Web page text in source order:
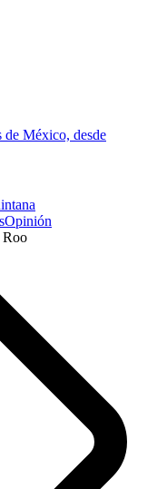
de México, desde
Opinión
Roo